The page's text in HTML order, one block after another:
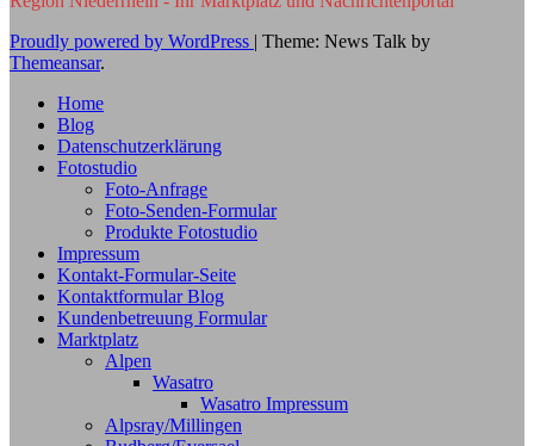
Proudly powered by WordPress | Theme: News Talk by
Themeansar.
Home
Blog
Datenschutzerklärung
Fotostudio
Foto-Anfrage
Foto-Senden-Formular
Produkte Fotostudio
Impressum
Kontakt-Formular-Seite
Kontaktformular Blog
Kundenbetreuung Formular
Marktplatz
Alpen
Wasatro
Wasatro Impressum
Alpsray/Millingen